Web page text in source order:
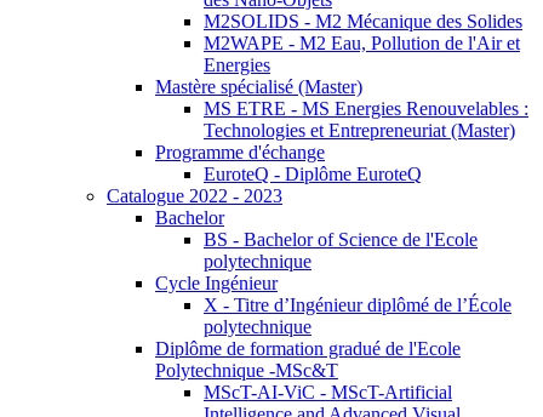
M2SOLIDS - M2 Mécanique des Solides
M2WAPE - M2 Eau, Pollution de l'Air et
Energies
Mastère spécialisé (Master)
MS ETRE - MS Energies Renouvelables :
Technologies et Entrepreneuriat (Master)
Programme d'échange
EuroteQ - Diplôme EuroteQ
Catalogue 2022 - 2023
Bachelor
BS - Bachelor of Science de l'Ecole
polytechnique
Cycle Ingénieur
X - Titre d’Ingénieur diplômé de l’École
polytechnique
Diplôme de formation gradué de l'Ecole
Polytechnique -MSc&T
MScT-AI-ViC - MScT-Artificial